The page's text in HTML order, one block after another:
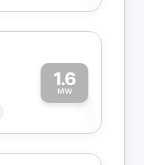
1.6
MW1